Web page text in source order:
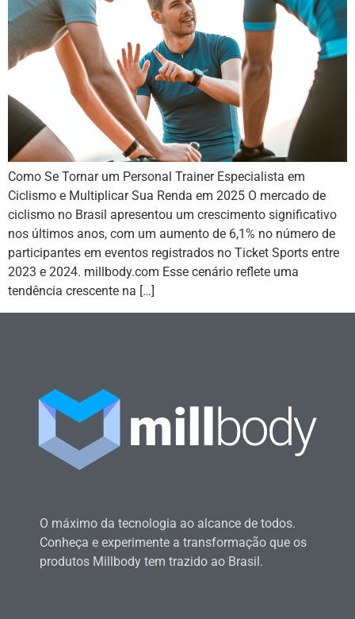
Como Se Tornar um Personal Trainer Especialista em
Ciclismo e Multiplicar Sua Renda em 2025 O mercado de
ciclismo no Brasil apresentou um crescimento significativo
nos últimos anos, com um aumento de 6,1% no número de
participantes em eventos registrados no Ticket Sports entre
2023 e 2024. millbody.com Esse cenário reflete uma
tendência crescente na […]
O máximo da tecnologia ao alcance de todos.
Conheça e experimente a transformação que os
produtos Millbody tem trazido ao Brasil.